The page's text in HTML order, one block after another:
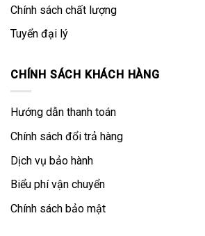
Chính sách chất lượng
Tuyển đại lý
CHÍNH SÁCH KHÁCH HÀNG
Hướng dẫn thanh toán
Chính sách đổi trả hàng
Dịch vụ bảo hành
Biểu phí vận chuyển
Chính sách bảo mật